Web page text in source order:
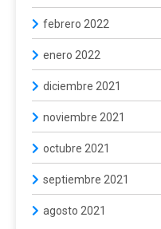
febrero 2022
enero 2022
diciembre 2021
noviembre 2021
octubre 2021
septiembre 2021
agosto 2021